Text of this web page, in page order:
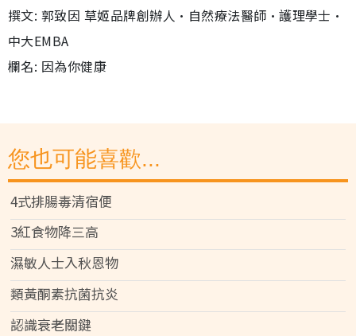
撰文: 郭致因 草姬品牌創辦人•自然療法醫師•護理學士•
中大EMBA
欄名: 因為你健康
您也可能喜歡...
4式排腸毒清宿便
3紅食物降三高
濕敏人士入秋恩物
類黃酮素抗菌抗炎
認識衰老關鍵